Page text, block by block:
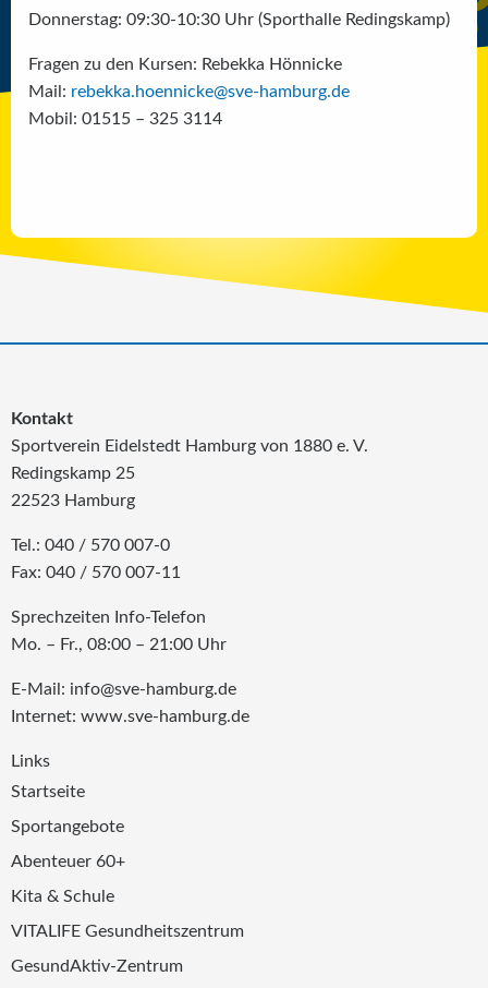
Donnerstag: 09:30-10:30 Uhr (Sporthalle Redingskamp)
Fragen zu den Kursen: Rebekka Hönnicke
Mail: rebekka.hoennicke@sve-hamburg.de
Mobil: 01515 – 325 3114
Kontakt
Sportverein Eidelstedt Hamburg von 1880 e. V.
Redingskamp 25
22523 Hamburg
Tel.: 040 / 570 007-0
Fax: 040 / 570 007-11
Sprechzeiten Info-Telefon
Mo. – Fr., 08:00 – 21:00 Uhr
E-Mail: info@sve-hamburg.de
Internet: www.sve-hamburg.de
Links
Startseite
Sportangebote
Abenteuer 60+
Kita & Schule
VITALIFE Gesundheitszentrum
GesundAktiv-Zentrum